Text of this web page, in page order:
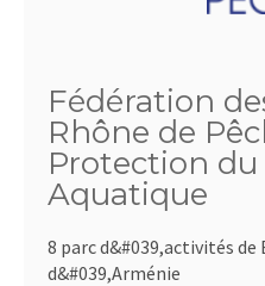
Fédération
Rhône de
Protection du
Aquatique
8 parc d&#039,activités
d&#039,Arménie